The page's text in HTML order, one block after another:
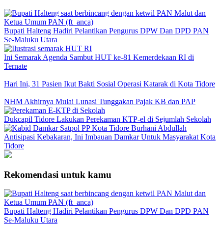
Bupati Halteng Hadiri Pelantikan Pengurus DPW Dan DPD PAN
Se-Maluku Utara
Ini Semarak Agenda Sambut HUT ke-81 Kemerdekaan RI di
Ternate
Hari Ini, 31 Pasien Ikut Bakti Sosial Operasi Katarak di Kota Tidore
NHM Akhirnya Mulai Lunasi Tunggakan Pajak KB dan PAP
Dukcapil Tidore Lakukan Perekaman KTP-el di Sejumlah Sekolah
Antisipasi Kebakaran, Ini Imbauan Damkar Untuk Masyarakat Kota
Tidore
Rekomendasi untuk kamu
Bupati Halteng Hadiri Pelantikan Pengurus DPW Dan DPD PAN
Se-Maluku Utara